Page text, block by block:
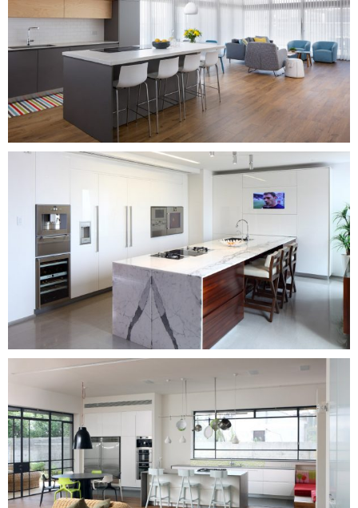
המטבח המודרני
המטבח המודרני